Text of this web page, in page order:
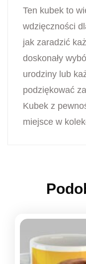
Ten kubek to
wdzięczności
jak zaradzić
doskonały
urodziny lub
podziękować
Kubek z
miejsce w